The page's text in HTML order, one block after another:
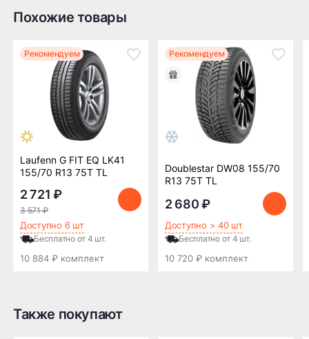
Новгороде —
ПОДРОБНЕЕ ОБ ДОСТАВКЕ
Оплата заказа
Возможна картой, наличными при получении,
также доступно оформление кредита и
формирование счёта для Юр.Лица
ПОДРОБНЕЕ ОБ ОПЛАТЕ
Похожие товары
Рекомендуем
Laufenn G FIT EQ LK41
155/70 R13 75T TL
3 571 ₽
2 721 ₽
Доступно 6 шт
Бесплатно от 4 шт.
10 884 ₽ комплект
Рекомендуем
Doublestar DW08 155/70
R13 75T TL
2 680 ₽
Доступно > 40 шт
Бесплатно от 4 шт.
10 720 ₽ комплект
Также покупают